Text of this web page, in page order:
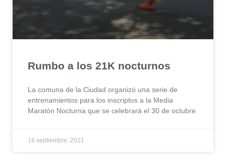
Rumbo a los 21K nocturnos
La comuna de la Ciudad organizó una serie de
entrenamientos para los inscriptos a la Media
Maratón Nocturna que se celebrará el 30 de octubre
16 septiembre, 2021